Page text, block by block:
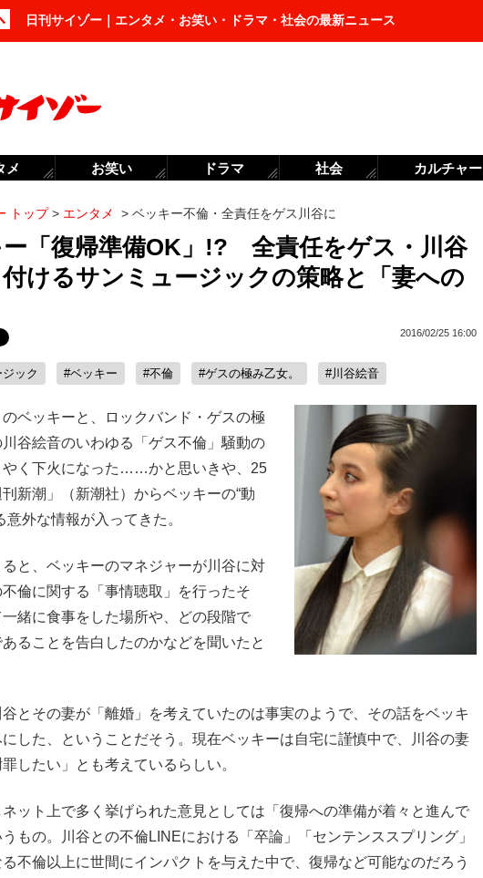
日刊サイゾー｜エンタメ・お笑い・ドラマ・社会の最新ニュース
トップ> エンタメ > ベッキー不倫・全責任をゲス川谷に
「復帰準備OK」!? 全責任をゲス・川谷
けるサンミュージックの策略と「妻への
2016/02/25 16:00
ック #ベッキー #不倫 #ゲスの極み乙女。 #川谷絵音
ベッキーと、ロックバンド・ゲスの極
谷絵音のいわゆる「ゲス不倫」騒動の
やく下火になった……かと思いきや、25
新潮」（新潮社）からベッキーの“動
意外な情報が入ってきた。
と、ベッキーのマネジャーが川谷に対
不倫に関する「事情聴取」を行ったそ
一緒に食事をした場所や、どの段階で
あることを告白したのかなどを聞いたと
とその妻が「離婚」を考えていたのは事実のようで、その話をベッキ
した、ということだそう。現在ベッキーは自宅に謹慎中で、川谷の妻
したい」とも考えているらしい。
ネット上で多く挙げられた意見としては「復帰への準備が着々と進んで
もの。川谷との不倫LINEにおける「卒論」「センテンススプリング」
不倫以上に世間にインパクトを与えた中で、復帰など可能なのだろう
メ お笑い ドラマ 社会 カルチャー